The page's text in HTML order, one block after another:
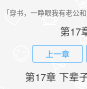
「穿书，一睁眼我有老公和
第17
上一章
第17章 下辈